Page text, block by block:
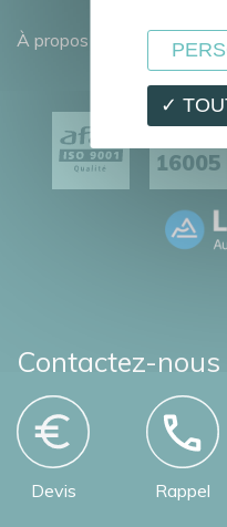
À propos
16005
Contactez-nous
Devis Rappel
✓